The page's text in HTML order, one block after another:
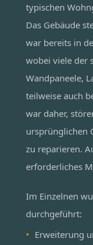
typischen
Das Gebäude
war bereits in
wobei viele der
Wandpaneele,
teilweise auch
war daher,
ursprünglichen
zu reparieren.
erforderliches
Im Einzelnen
durchgeführt:
Erweiterung